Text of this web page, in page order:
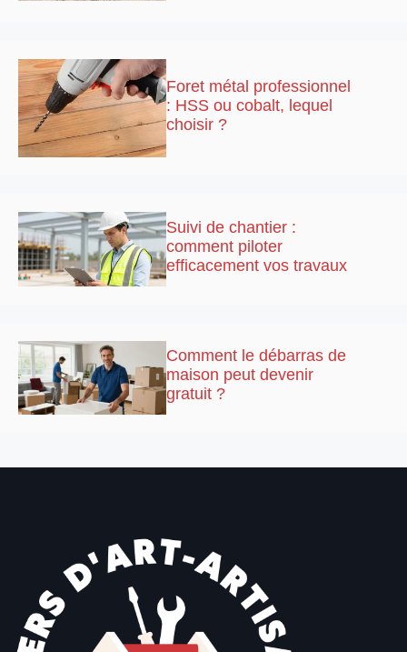
Foret métal professionnel
: HSS ou cobalt, lequel
choisir ?
Suivi de chantier :
comment piloter
efficacement vos travaux
Comment le débarras de
maison peut devenir
gratuit ?